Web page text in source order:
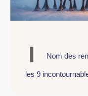
Nom des
les 9